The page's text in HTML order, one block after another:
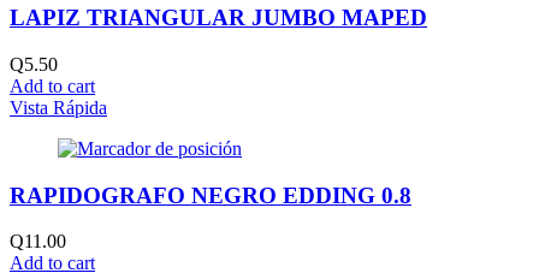
LAPIZ TRIANGULAR JUMBO MAPED
Q5.50
Add to cart
Vista Rápida
RAPIDOGRAFO NEGRO EDDING 0.8
Q11.00
Add to cart